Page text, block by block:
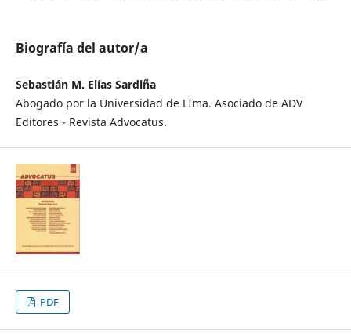
Biografía del autor/a
Sebastián M. Elías Sardiña
Abogado por la Universidad de LIma. Asociado de ADV
Editores - Revista Advocatus.
PDF